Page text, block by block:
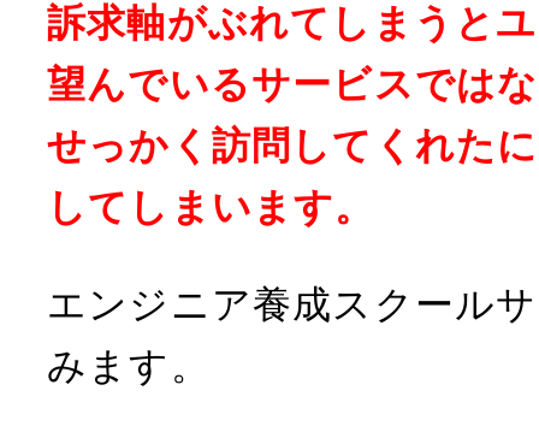
訴求軸がぶれてしまうと
望んでいるサービスでは
せっかく訪問してくれた
してしまいます。
エンジニア養成スクール
みます。